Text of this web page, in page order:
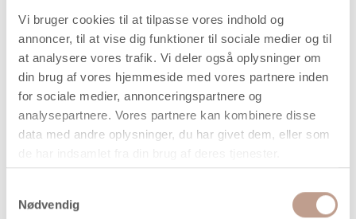
Vi bruger cookies til at tilpasse vores indhold og
annoncer, til at vise dig funktioner til sociale medier og til
at analysere vores trafik. Vi deler også oplysninger om
din brug af vores hjemmeside med vores partnere inden
for sociale medier, annonceringspartnere og
analysepartnere. Vores partnere kan kombinere disse
data med andre oplysninger, du har givet dem, eller som
Nødvendig
(119,95kr.ekskl. moms)
Leveringsomkostninger
Læg i kurven